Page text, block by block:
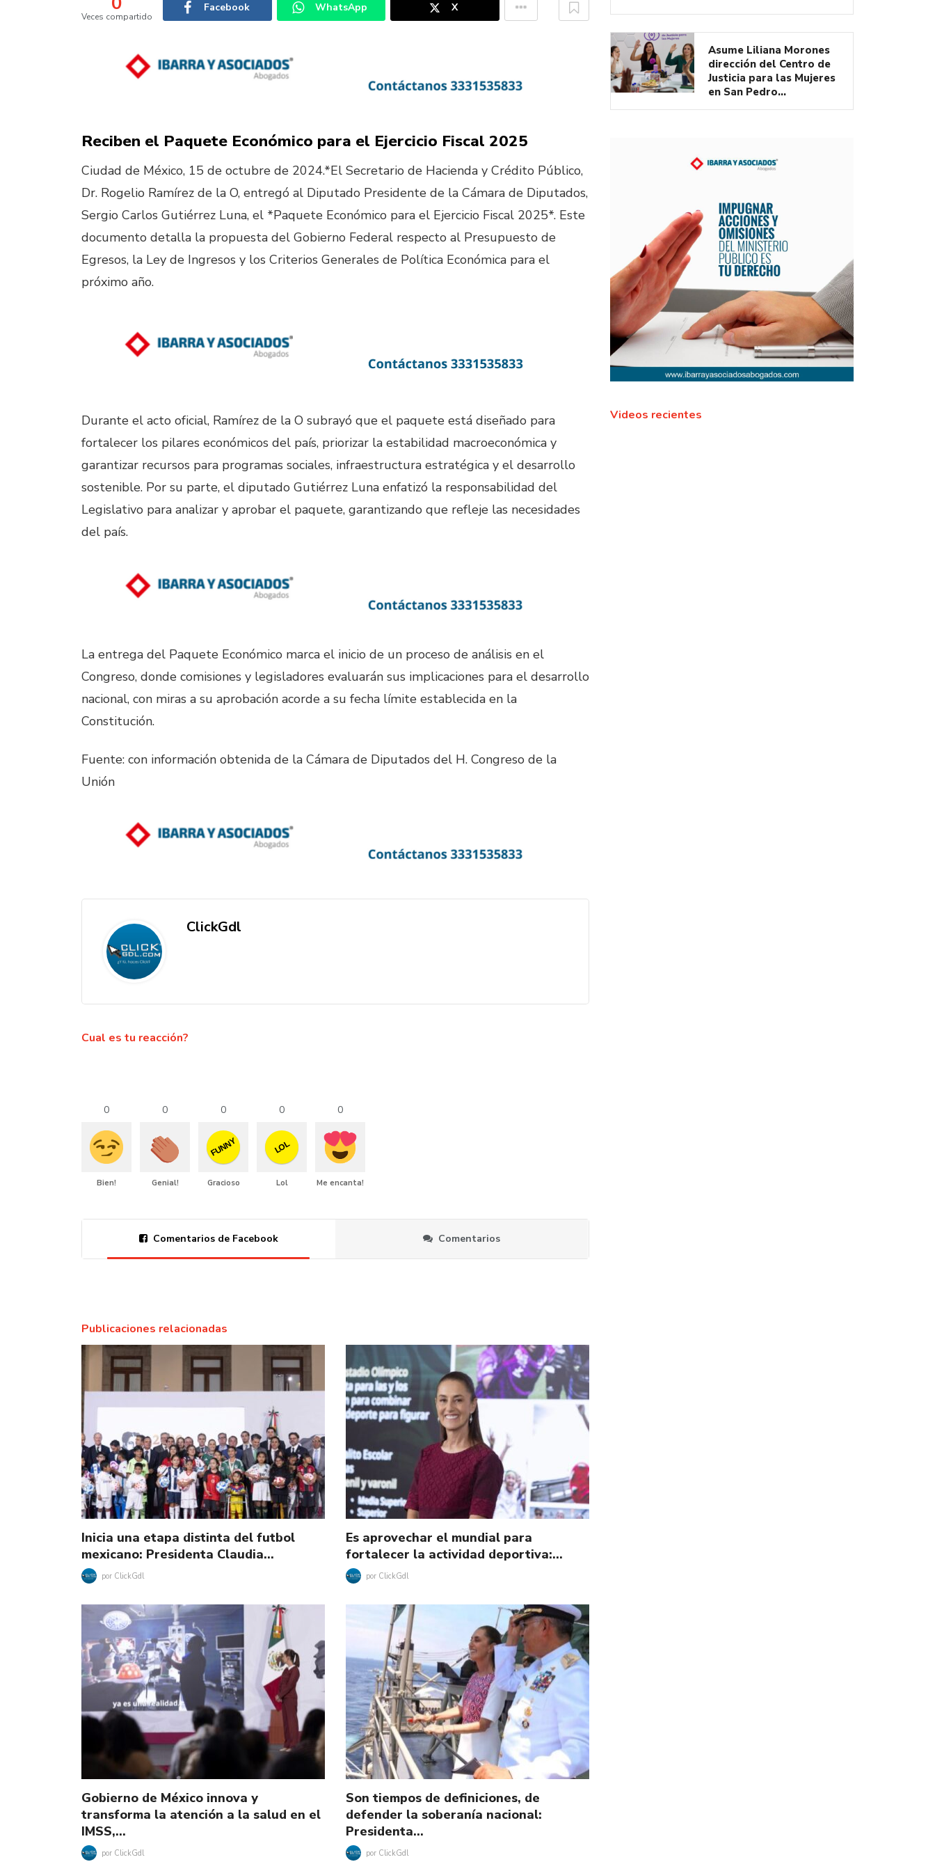
Veces compartido
Facebook WhatsApp X
Reciben el Paquete Económico para el Ejercicio Fiscal 2025
Ciudad de México, 15 de octubre de 2024.*El Secretario de Hacienda y Crédito Público,
Dr. Rogelio Ramírez de la O, entregó al Diputado Presidente de la Cámara de Diputados,
Sergio Carlos Gutiérrez Luna, el *Paquete Económico para el Ejercicio Fiscal 2025*. Este
documento detalla la propuesta del Gobierno Federal respecto al Presupuesto de
Egresos, la Ley de Ingresos y los Criterios Generales de Política Económica para el
próximo año.
Durante el acto oficial, Ramírez de la O subrayó que el paquete está diseñado para
fortalecer los pilares económicos del país, priorizar la estabilidad macroeconómica y
garantizar recursos para programas sociales, infraestructura estratégica y el desarrollo
sostenible. Por su parte, el diputado Gutiérrez Luna enfatizó la responsabilidad del
Legislativo para analizar y aprobar el paquete, garantizando que refleje las necesidades
del país.
La entrega del Paquete Económico marca el inicio de un proceso de análisis en el
Congreso, donde comisiones y legisladores evaluarán sus implicaciones para el desarrollo
nacional, con miras a su aprobación acorde a su fecha límite establecida en la
Constitución.
Fuente: con información obtenida de la Cámara de Diputados del H. Congreso de la
Unión
ClickGdl
Cual es tu reacción?
0
Bien!
0
Genial!
0
FUNNY
Gracioso
0
LOL
Lol
0
Me encanta!
Comentarios de Facebook Comentarios
Publicaciones relacionadas
Inicia una etapa distinta del futbol
mexicano: Presidenta Claudia…
por ClickGdl
Es aprovechar el mundial para
fortalecer la actividad deportiva:…
por ClickGdl
Gobierno de México innova y
transforma la atención a la salud en el
IMSS,…
por ClickGdl
Son tiempos de definiciones, de
defender la soberanía nacional:
Presidenta…
por ClickGdl
Asume Liliana Morones
dirección del Centro de
Justicia para las Mujeres
en San Pedro…
Videos recientes